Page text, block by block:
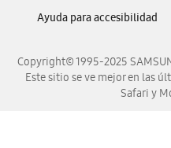
Copyright© 1995-2025
Este sitio se ve mejor en las
Safari y
Ayuda para accesibilidad